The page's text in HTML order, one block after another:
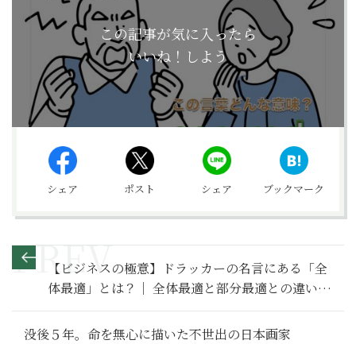
この記事が気に入ったら
いいね！しよう
シェア ポスト シェア ブックマーク
【ビジネスの極意】ドラッカーの名言にある「全
体最適」とは？｜ 全体最適と部分最適との違い、
メリットやデメリットを解説
没後５年。命を無心に描いた不世出の日本画家